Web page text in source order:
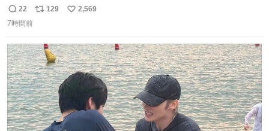
世代（笑） #70年代 #80年代 #昭和レトロ
返
信
22
リ
ト
数
129
い
数
2,569
7時間前